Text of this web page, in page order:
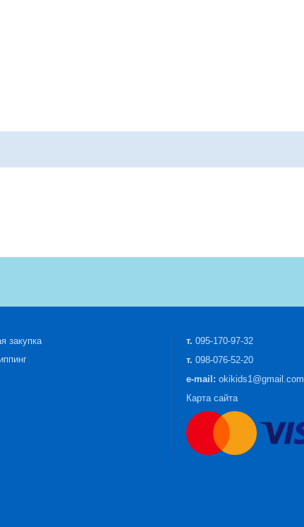
закупка
т. 095-170-97-32
т. 098-076-52-20
e-mail: okikids1@gmail.com
Карта сайта